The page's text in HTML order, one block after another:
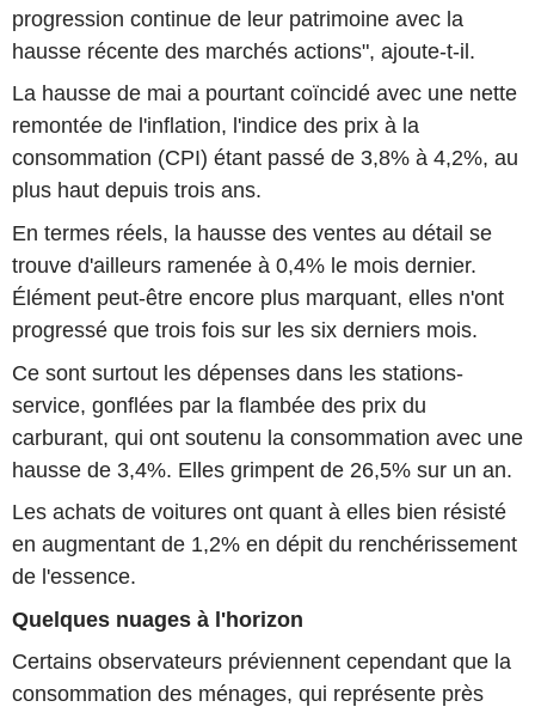
progression continue de leur patrimoine avec la
hausse récente des marchés actions", ajoute-t-il.
La hausse de mai a pourtant coïncidé avec une nette
remontée de l'inflation, l'indice des prix à la
consommation (CPI) étant passé de 3,8% à 4,2%, au
plus haut depuis trois ans.
En termes réels, la hausse des ventes au détail se
trouve d'ailleurs ramenée à 0,4% le mois dernier.
Élément peut-être encore plus marquant, elles n'ont
progressé que trois fois sur les six derniers mois.
Ce sont surtout les dépenses dans les stations-
service, gonflées par la flambée des prix du
carburant, qui ont soutenu la consommation avec une
hausse de 3,4%. Elles grimpent de 26,5% sur un an.
Les achats de voitures ont quant à elles bien résisté
en augmentant de 1,2% en dépit du renchérissement
de l'essence.
Quelques nuages à l'horizon
Certains observateurs préviennent cependant que la
consommation des ménages, qui représente près